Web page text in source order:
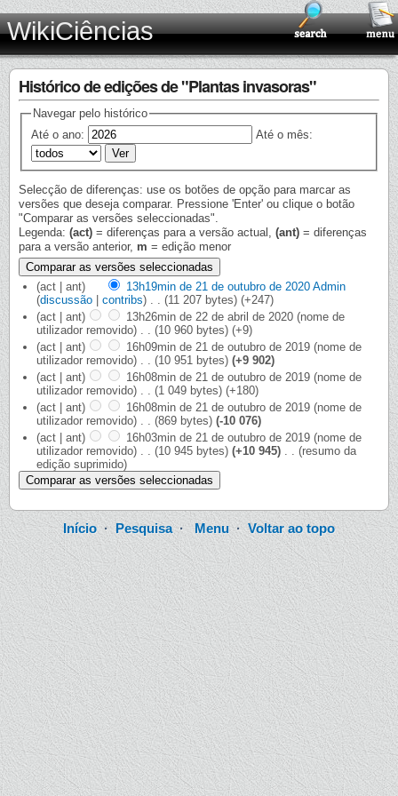
WikiCiências
Histórico de edições de "Plantas invasoras"
Navegar pelo histórico
Até o ano:
Até o mês:
Selecção de diferenças: use os botões de opção para marcar as
versões que deseja comparar. Pressione 'Enter' ou clique o botão
"Comparar as versões seleccionadas".
Legenda: (act) = diferenças para a versão actual, (ant) = diferenças
para a versão anterior, m = edição menor
(act | ant) 13h19min de 21 de outubro de 2020 Admin
(discussão | contribs) (11 207 bytes) (+247)
(act | ant)
13h26min de 22 de abril de 2020 (nome de
utilizador removido)
(10 960 bytes) (+9)
(act | ant)
16h09min de 21 de outubro de 2019 (nome de
utilizador removido)
(10 951 bytes) (+9 902)
(act | ant)
16h08min de 21 de outubro de 2019 (nome de
utilizador removido)
(1 049 bytes) (+180)
(act | ant)
16h08min de 21 de outubro de 2019 (nome de
utilizador removido)
(869 bytes) (-10 076)
(act | ant)
16h03min de 21 de outubro de 2019 (nome de
utilizador removido)
(10 945 bytes) (+10 945)
(resumo da
edição suprimido)
Início· Pesquisa·Menu·Voltar ao topo